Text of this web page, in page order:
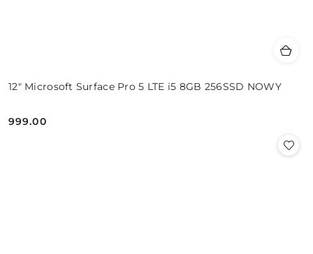
12" Microsoft Surface Pro 5 LTE i5 8GB 256SSD NOWY
Cena:
999.00